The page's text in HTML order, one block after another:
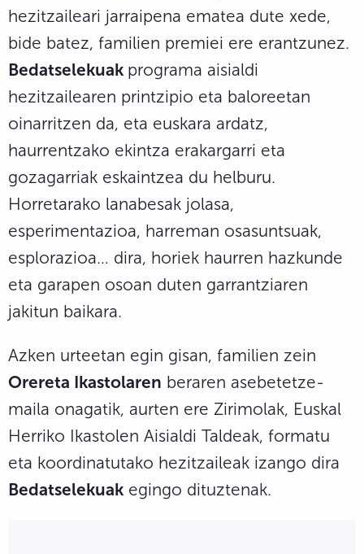
hezitzaileari jarraipena ematea dute xede,
bide batez, familien premiei ere erantzunez.
Bedatselekuak programa aisialdi
hezitzailearen printzipio eta baloreetan
oinarritzen da, eta euskara ardatz,
haurrentzako ekintza erakargarri eta
gozagarriak eskaintzea du helburu.
Horretarako lanabesak jolasa,
esperimentazioa, harreman osasuntsuak,
esplorazioa… dira, horiek haurren hazkunde
eta garapen osoan duten garrantziaren
jakitun baikara.
Azken urteetan egin gisan, familien zein
Orereta Ikastolaren beraren asebetetze-
maila onagatik, aurten ere Zirimolak, Euskal
Herriko Ikastolen Aisialdi Taldeak, formatu
eta koordinatutako hezitzaileak izango dira
Bedatselekuak egingo dituztenak.